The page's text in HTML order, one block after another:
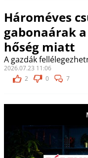
Hároméves
gabonaárak
hőség miatt
A gazdák
2026.07.23 11:06
2
0 7